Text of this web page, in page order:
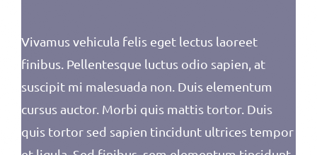
Vivamus vehicula felis eget lectus laoreet
finibus. Pellentesque luctus odio sapien, at
suscipit mi malesuada non. Duis elementum
cursus auctor. Morbi quis mattis tortor. Duis
quis tortor sed sapien tincidunt ultrices tempor